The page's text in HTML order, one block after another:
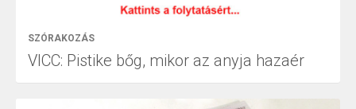
SZÓRAKOZÁS
VICC: Pistike bőg, mikor az anyja hazaér